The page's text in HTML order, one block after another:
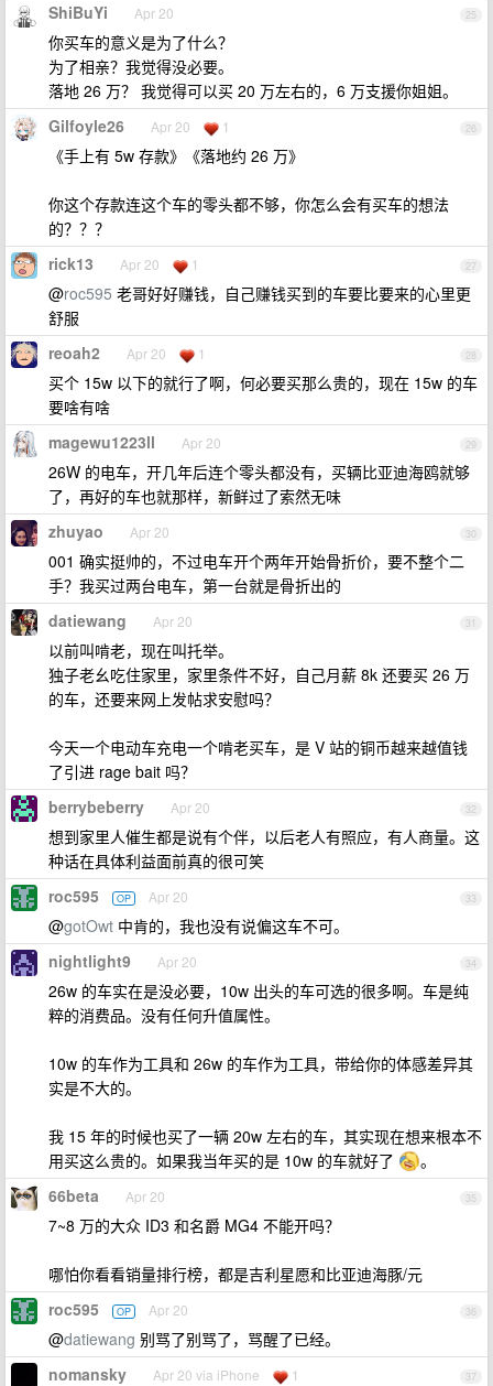
25
ShiBuYi Apr 20
你买车的意义是为了什么？
为了相亲？我觉得没必要。
落地 26 万？ 我觉得可以买 20 万左右的，6 万支援你姐姐。
26
Gilfoyle26 Apr 20 1
《手上有 5w 存款》《落地约 26 万》
你这个存款连这个车的零头都不够，你怎么会有买车的想法
的？？？
27
rick13 Apr 20 1
@roc595 老哥好好赚钱，自己赚钱买到的车要比要来的心里更
舒服
28
reoah2 Apr 20 1
买个 15w 以下的就行了啊，何必要买那么贵的，现在 15w 的车
要啥有啥
29
magewu1223ll Apr 20
26W 的电车，开几年后连个零头都没有，买辆比亚迪海鸥就够
了，再好的车也就那样，新鲜过了索然无味
30
zhuyao Apr 20
001 确实挺帅的，不过电车开个两年开始骨折价，要不整个二
手？我买过两台电车，第一台就是骨折出的
31
datiewang Apr 20
以前叫啃老，现在叫托举。
独子老幺吃住家里，家里条件不好，自己月薪 8k 还要买 26 万
的车，还要来网上发帖求安慰吗？
今天一个电动车充电一个啃老买车，是 V 站的铜币越来越值钱
了引进 rage bait 吗？
32
berrybeberry Apr 20
想到家里人催生都是说有个伴，以后老人有照应，有人商量。这
种话在具体利益面前真的很可笑
33
roc595 OP Apr 20
@gotOwt 中肯的，我也没有说偏这车不可。
34
nightlight9 Apr 20
26w 的车实在是没必要，10w 出头的车可选的很多啊。车是纯
粹的消费品。没有任何升值属性。
10w 的车作为工具和 26w 的车作为工具，带给你的体感差异其
实是不大的。
我 15 年的时候也买了一辆 20w 左右的车，其实现在想来根本不
用买这么贵的。如果我当年买的是 10w 的车就好了
。
35
66beta Apr 20
7~8 万的大众 ID3 和名爵 MG4 不能开吗？
哪怕你看看销量排行榜，都是吉利星愿和比亚迪海豚/元
36
roc595 OP Apr 20
@datiewang 别骂了别骂了，骂醒了已经。
37
nomansky Apr 20 via iPhone 1